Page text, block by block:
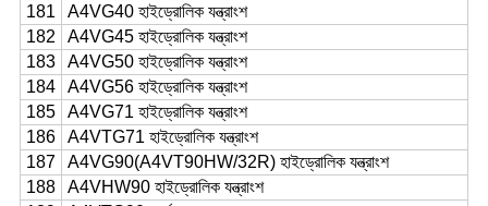
181
A4VG40 হাইড্রোলিক যন্ত্রাংশ
182
A4VG45 হাইড্রোলিক যন্ত্রাংশ
183
A4VG50 হাইড্রোলিক যন্ত্রাংশ
184
A4VG56 হাইড্রোলিক যন্ত্রাংশ
185
A4VG71 হাইড্রোলিক যন্ত্রাংশ
186
A4VTG71 হাইড্রোলিক যন্ত্রাংশ
187
A4VG90(A4VT90HW/32R) হাইড্রোলিক যন্ত্রাংশ
188
A4VHW90 হাইড্রোলিক যন্ত্রাংশ